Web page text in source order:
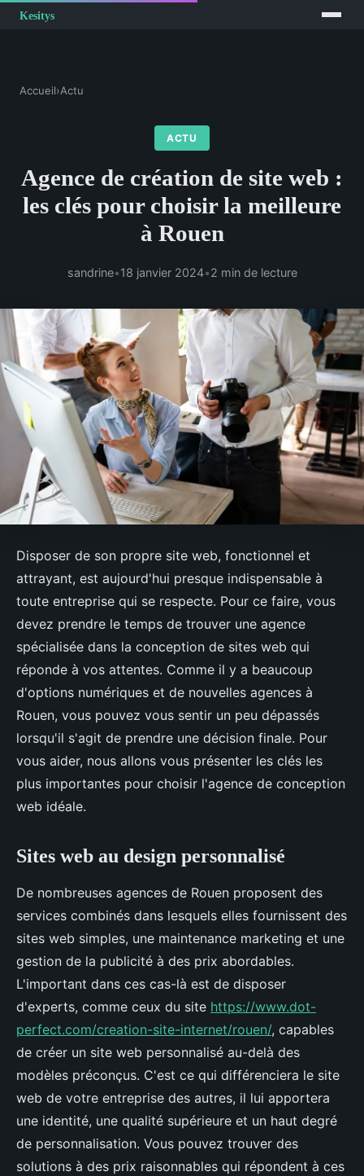
Accueil›Actu
ACTU
Agence de création de site web :
les clés pour choisir la meilleure
à Rouen
sandrine•18 janvier 2024•2 min de lecture
Disposer de son propre site web, fonctionnel et
attrayant, est aujourd'hui presque indispensable à
toute entreprise qui se respecte. Pour ce faire, vous
devez prendre le temps de trouver une agence
spécialisée dans la conception de sites web qui
réponde à vos attentes. Comme il y a beaucoup
d'options numériques et de nouvelles agences à
Rouen, vous pouvez vous sentir un peu dépassés
lorsqu'il s'agit de prendre une décision finale. Pour
vous aider, nous allons vous présenter les clés les
plus importantes pour choisir l'agence de conception
web idéale.
Sites web au design personnalisé
De nombreuses agences de Rouen proposent des
services combinés dans lesquels elles fournissent des
sites web simples, une maintenance marketing et une
gestion de la publicité à des prix abordables.
L'important dans ces cas-là est de disposer
d'experts, comme ceux du site https://www.dot-
perfect.com/creation-site-internet/rouen/, capables
de créer un site web personnalisé au-delà des
modèles préconçus. C'est ce qui différenciera le site
web de votre entreprise des autres, il lui apportera
une identité, une qualité supérieure et un haut degré
de personnalisation. Vous pouvez trouver des
solutions à des prix raisonnables qui répondent à ces